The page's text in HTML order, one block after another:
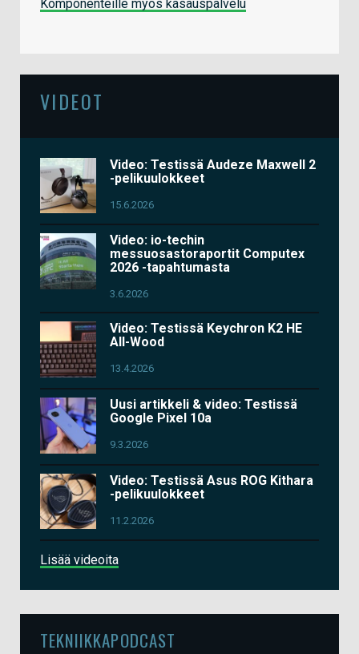
Komponenteille myös kasauspalvelu
VIDEOT
Video: Testissä Audeze Maxwell 2
-pelikuulokkeet
15.6.2026
Video: io-techin
messuosastoraportit Computex
2026 -tapahtumasta
3.6.2026
Video: Testissä Keychron K2 HE
All-Wood
13.4.2026
Uusi artikkeli & video: Testissä
Google Pixel 10a
9.3.2026
Video: Testissä Asus ROG Kithara
-pelikuulokkeet
11.2.2026
Lisää videoita
TEKNIIKKAPODCAST